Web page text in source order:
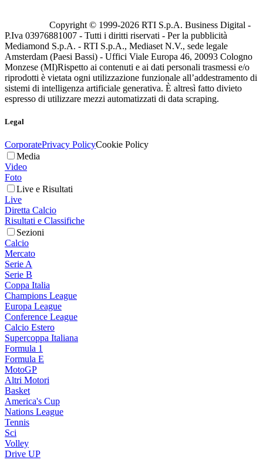
Copyright © 1999-2026 RTI S.p.A. Business Digital -
P.Iva 03976881007 - Tutti i diritti riservati - Per la pubblicità
Mediamond S.p.A. - RTI S.p.A., Mediaset N.V., sede legale
Amsterdam (Paesi Bassi) - Uffici Viale Europa 46, 20093 Cologno
Monzese (MI)Rispetto ai contenuti e ai dati personali trasmessi e/o
riprodotti è vietata ogni utilizzazione funzionale all’addestramento di
sistemi di intelligenza artificiale generativa. È altresì fatto divieto
espresso di utilizzare mezzi automatizzati di data scraping.
Legal
CorporatePrivacy PolicyCookie Policy
Media
Video
Foto
Live e Risultati
Live
Diretta Calcio
Risultati e Classifiche
Sezioni
Calcio
Mercato
Serie A
Serie B
Coppa Italia
Champions League
Europa League
Conference League
Calcio Estero
Supercoppa Italiana
Formula 1
Formula E
MotoGP
Altri Motori
Basket
America's Cup
Nations League
Tennis
Sci
Volley
Drive UP